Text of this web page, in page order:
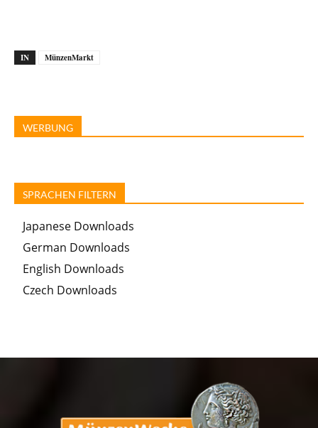
IN MünzenMarkt
WERBUNG
SPRACHEN FILTERN
Japanese Downloads
German Downloads
English Downloads
Czech Downloads